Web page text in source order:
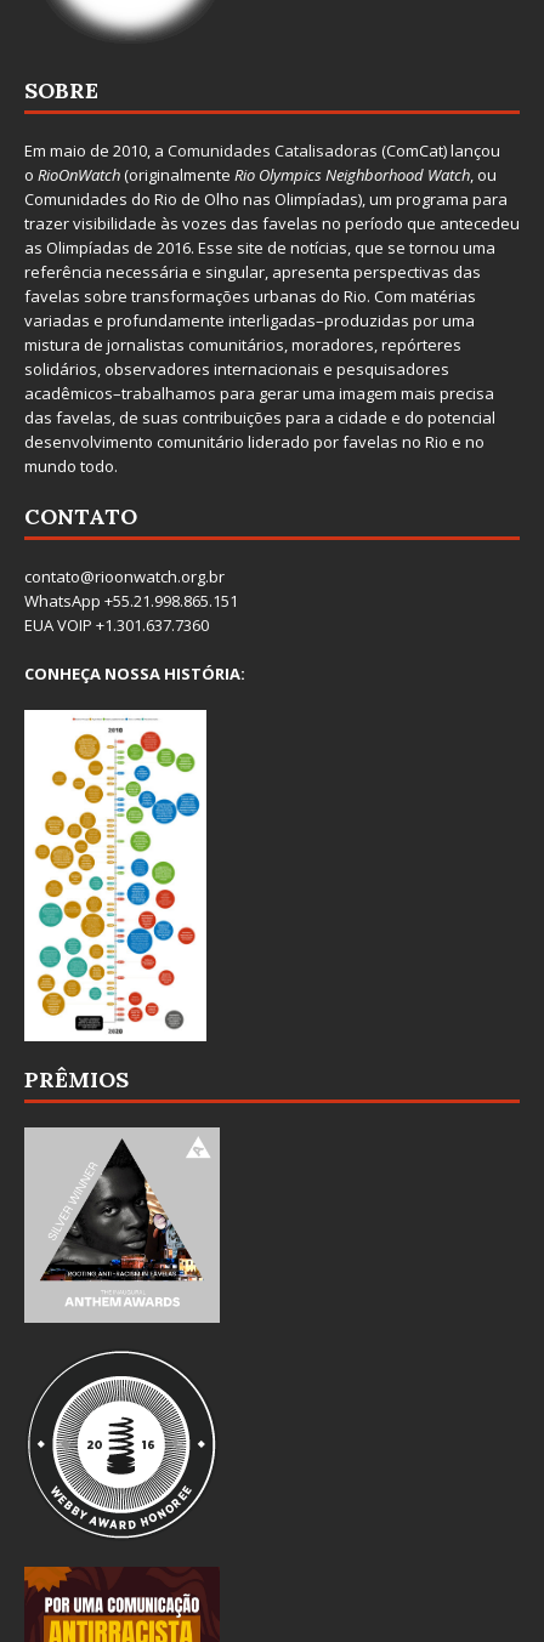
SOBRE
Em maio de 2010, a Comunidades Catalisadoras (ComCat) lançou
o RioOnWatch(originalmente Rio Olympics Neighborhood Watch, ou
Comunidades do Rio de Olho nas Olimpíadas), um programa para
trazer visibilidade às vozes das favelas no período que antecedeu
as Olimpíadas de 2016. Esse site de notícias, que se tornou uma
referência necessária e singular, apresenta perspectivas das
favelas sobre transformações urbanas do Rio. Com matérias
variadas e profundamente interligadas–produzidas por uma
mistura de jornalistas comunitários, moradores, repórteres
solidários, observadores internacionais e pesquisadores
acadêmicos–trabalhamos para gerar uma imagem mais precisa
das favelas, de suas contribuições para a cidade e do potencial
desenvolvimento comunitário liderado por favelas no Rio e no
mundo todo.
CONTATO
contato@rioonwatch.org.br
WhatsApp +55.21.998.865.151
EUA VOIP +1.301.637.7360
CONHEÇA NOSSA HISTÓRIA:
PRÊMIOS